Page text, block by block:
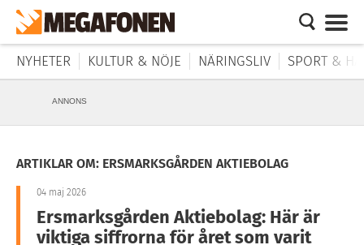
NYHETER KULTUR & NÖJE NÄRINGSLIV SPORT &
ANNONS
ARTIKLAR OM: ERSMARKSGÅRDEN AKTIEBOLAG
04 maj 2026
Ersmarksgården Aktiebolag: Här är
viktiga siffrorna för året som varit